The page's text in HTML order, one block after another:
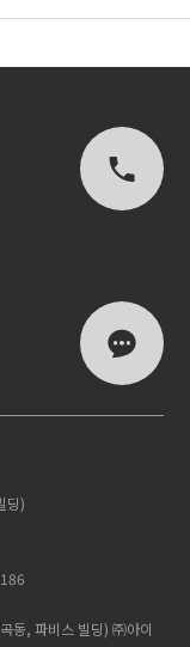
딩)
동, 파비스 빌딩) ㈜아이